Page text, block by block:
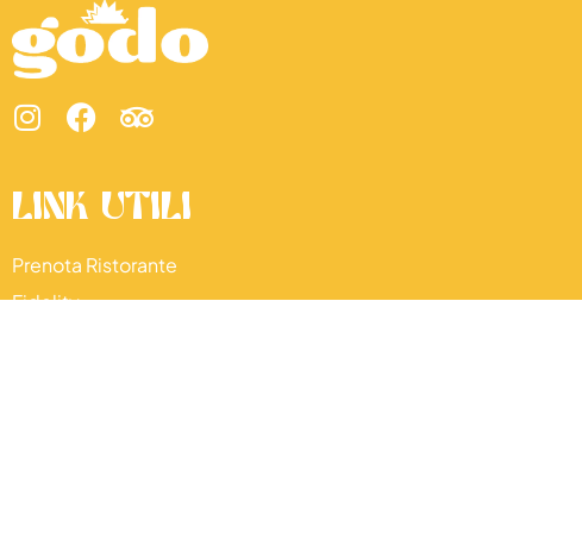
link utili
Prenota Ristorante
Fidelity